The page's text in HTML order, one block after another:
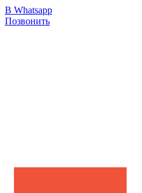
В Whatsapp
Позвонить